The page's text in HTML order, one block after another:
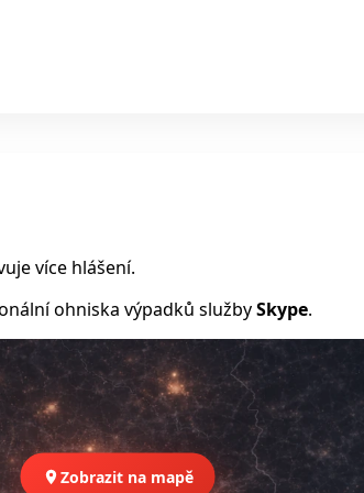
více hlášení.
ohniska výpadků službySkype.
Zobrazit na mapě